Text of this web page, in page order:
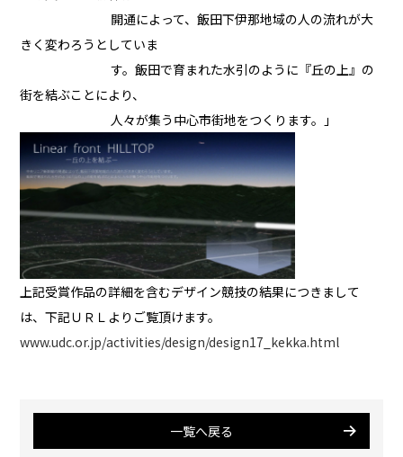
開通によって、飯田下伊那地域の人の流れが大
きく変わろうとしていま
す。飯田で育まれた水引のように『丘の上』の
街を結ぶことにより、
人々が集う中心市街地をつくります。」
上記受賞作品の詳細を含むデザイン競技の結果につきまして
は、下記ＵＲＬよりご覧頂けます。
www.udc.or.jp/activities/design/design17_kekka.html
一覧へ戻る